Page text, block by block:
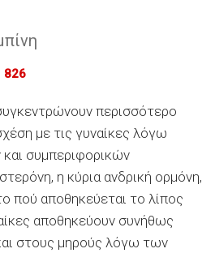
826
περισσότερο
με τις γυναίκες λόγω
συμπεριφορικών
η κύρια ανδρική ορμόνη,
πού αποθηκεύεται το λίπος
αποθηκεύουν συνήθως
στους μηρούς λόγω των